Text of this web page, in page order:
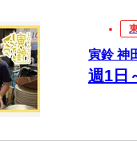
寅鈴 神
週1日